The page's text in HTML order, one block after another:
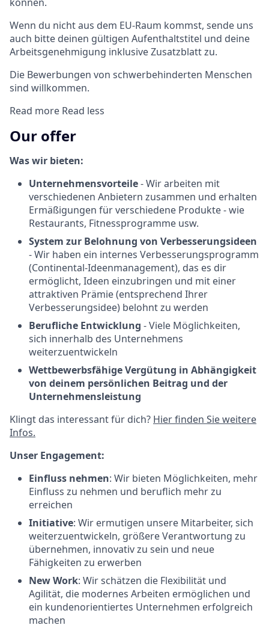
Wenn du nicht aus dem EU-Raum kommst, sende uns
auch bitte deinen gültigen Aufenthaltstitel und deine
Arbeitsgenehmigung inklusive Zusatzblatt zu.
Die Bewerbungen von schwerbehinderten Menschen
sind willkommen.
Read more Read less
Our offer
Was wir bieten:
Unternehmensvorteile- Wir arbeiten mit
verschiedenen Anbietern zusammen und erhalten
Ermäßigungen für verschiedene Produkte - wie
Restaurants, Fitnessprogramme usw.
System zur Belohnung von Verbesserungsideen
- Wir haben ein internes Verbesserungsprogramm
(Continental-Ideenmanagement), das es dir
ermöglicht, Ideen einzubringen und mit einer
attraktiven Prämie (entsprechend Ihrer
Verbesserungsidee) belohnt zu werden
Berufliche Entwicklung - Viele Möglichkeiten,
sich innerhalb des Unternehmens
weiterzuentwickeln
Wettbewerbsfähige Vergütung in Abhängigkeit
von deinem persönlichen Beitrag und der
Unternehmensleistung
Klingt das interessant für dich? Hier finden Sie weitere
Infos.
Unser Engagement:
Einfluss nehmen: Wir bieten Möglichkeiten, mehr
Einfluss zu nehmen und beruflich mehr zu
erreichen
Initiative: Wir ermutigen unsere Mitarbeiter, sich
weiterzuentwickeln, größere Verantwortung zu
übernehmen, innovativ zu sein und neue
Fähigkeiten zu erwerben
New Work: Wir schätzen die Flexibilität und
Agilität, die modernes Arbeiten ermöglichen und
ein kundenorientiertes Unternehmen erfolgreich
machen